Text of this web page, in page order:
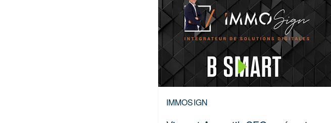
IMMOSIGN